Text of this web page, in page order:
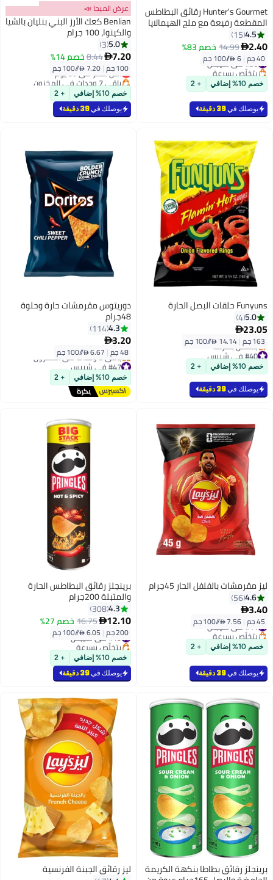
Hunter's Gourmet رقائق البطاطس
المقطعة رفيعة مع ملح الهيمالايا
الوردي
4.5
15
2.40
14.99خصم 83%
40 جم |6 /⁨/100 جم⁩ #30 في شيبس
بتخلّص بسرعة
#30 في شيبس
خصم 10% إضافي + 2
يوصلك في39 دقيقة
عرض الميجا 📣
Benlian كعك الأرز البني بنليان بالشيا
والكينوا، 100 جرام
5.0
3
7.20
8.44خصم 14%
100 جم |
أقل سعر في 30 يوم
باقي 7 وحدات في المخزون
أقل سعر في 30 يوم
خصم 10% إضافي + 2
يوصلك في39 دقيقة
Funyuns حلقات البصل الحارة
5.0
4
23.05
163 جم |
#40 في شيبس
أقل سعر في 30 يوم
بتخلّص بسرعة
#40 في شيبس
خصم 10% إضافي + 2
يوصلك في39 دقيقة
دوريتوس مقرمشات حارة وحلوة
48جرام
4.3
114
3.20
48 جم |
#47 في شيبس
توصيل مجاني
باقي 2 وحدات في المخزون
#47 في شيبس
خصم 10% إضافي + 2
ليز مقرمشات بالفلفل الحار 45جرام
4.6
56
3.40
45 جم |7.56 /⁨/100 جم⁩ #41 في شيبس
بتخلّص بسرعة
#41 في شيبس
خصم 10% إضافي + 2
يوصلك في39 دقيقة
برينجلز رقائق البطاطس الحارة
والمتبلة 200جرام
4.3
308
12.10
16.75خصم 27%
200 جم | #19 في شيبس
بتخلّص بسرعة
#19 في شيبس
خصم 10% إضافي + 2
يوصلك في39 دقيقة
برينجلز رقائق بطاطا بنكهة الكريمة ليز رقائق الجبنة الفرنسية